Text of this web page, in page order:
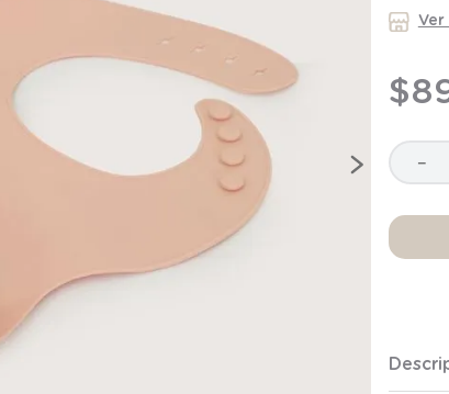
Ver
$
－
8.
saco dormir
zapatillas niño